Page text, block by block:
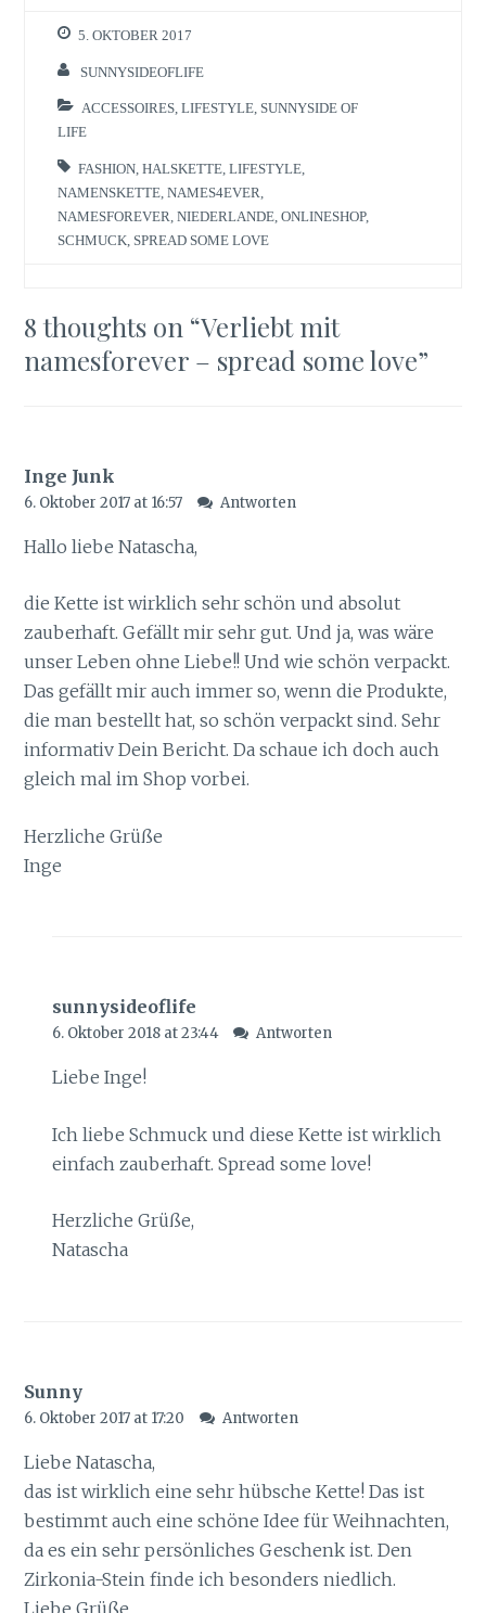
5. OKTOBER 2017
SUNNYSIDEOFLIFE
ACCESSOIRES ,LIFESTYLE SUNNYSIDE OF
LIFE
FASHION ,HALSKETTE ,LIFESTYLE
NAMENSKETTE ,NAMES4EVER
NAMESFOREVER ,NIEDERLANDE ,ONLINESHOP,
SCHMUCK SPREAD SOME LOVE
8 thoughts on “Verliebt mit
namesforever – spread some love”
Inge Junk
6. Oktober 2017 at 16:57 Antworten
Hallo liebe Natascha,
die Kette ist wirklich sehr schön und absolut
zauberhaft. Gefällt mir sehr gut. Und ja, was wäre
unser Leben ohne Liebe!! Und wie schön verpackt.
Das gefällt mir auch immer so, wenn die Produkte,
die man bestellt hat, so schön verpackt sind. Sehr
informativ Dein Bericht. Da schaue ich doch auch
gleich mal im Shop vorbei.
Herzliche Grüße
Inge
sunnysideoflife
6. Oktober 2018 at 23:44 Antworten
Liebe Inge!
Ich liebe Schmuck und diese Kette ist wirklich
einfach zauberhaft. Spread some love!
Herzliche Grüße,
Natascha
Sunny
6. Oktober 2017 at 17:20 Antworten
Liebe Natascha,
das ist wirklich eine sehr hübsche Kette! Das ist
bestimmt auch eine schöne Idee für Weihnachten,
da es ein sehr persönliches Geschenk ist. Den
Zirkonia-Stein finde ich besonders niedlich.
Liebe Grüße